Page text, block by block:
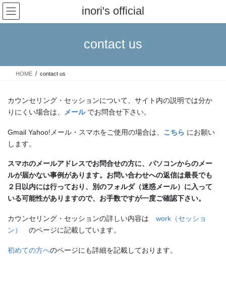
コ
ン
テ
ス
ナ
ビ
ゲ
ン
inori's official
contact us
HOME contact us
カウンセリング・セッションについて、サイト内の説明では分か
りにくい場合は、
メールでお問合せ下さい。
Gmail Yahoo!メール・スマホをご使用の場合は、 こちら にお願い
します。
スマホのメールアドレスでお問合せの方に、パソコンからのメー
ルが届かない事例があります。お問い合わせへの返信は最長でも
２日以内には行っており、別のフォルダ（迷惑メール）に入って
いる可能性がありますので、お手数ですが一度ご確認下さい。
カウンセリング・セッションの詳しい内容は work（セッショ
ン） のページに記載しています。
初めての方へのページにも詳細を記載しております。